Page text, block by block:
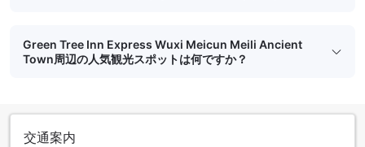
Green Tree Inn Express Wuxi Meicun Meili Ancient
Town周辺の人気観光スポットは何ですか？
交通案内